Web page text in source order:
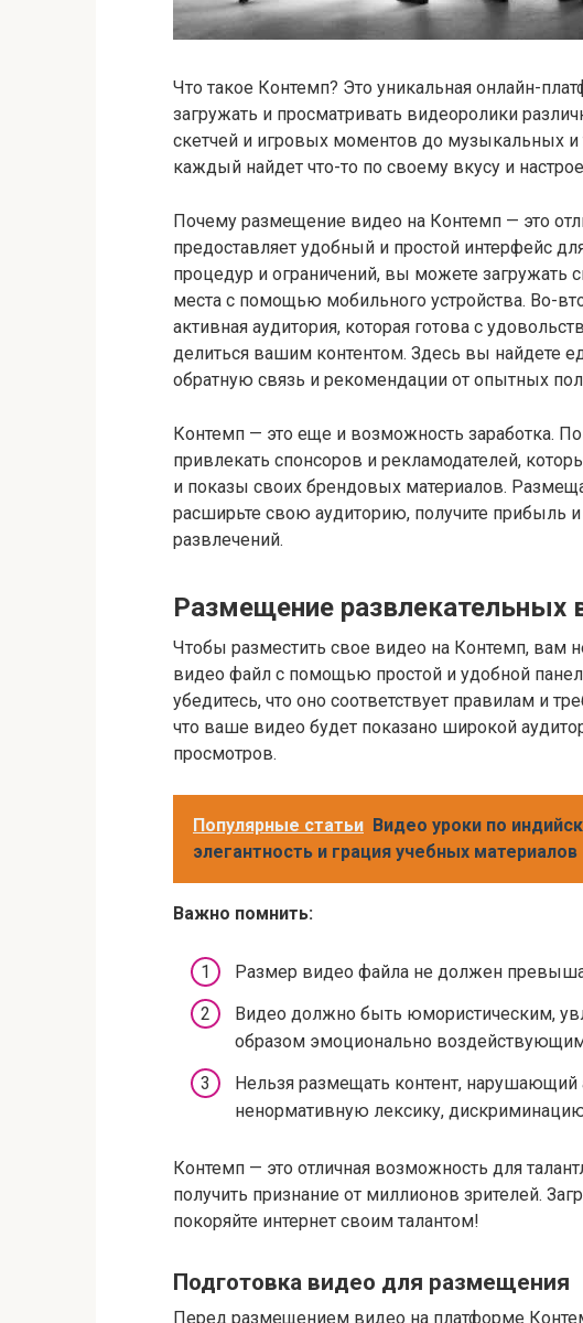
Что такое Контемп? Это уникальная онлайн-
загружать и просматривать видеоролики
скетчей и игровых моментов до музыкальных
каждый найдет что-то по своему вкусу и
Почему размещение видео на Контемп — это
предоставляет удобный и простой интерфейс
процедур и ограничений, вы можете
места с помощью мобильного устройства. Во-
активная аудитория, которая готова с
делиться вашим контентом. Здесь вы найдете
обратную связь и рекомендации от опытных
Контемп — это еще и возможность заработка.
привлекать спонсоров и рекламодателей,
и показы своих брендовых материалов.
расширьте свою аудиторию, получите прибыль
развлечений.
Размещение развлекательных
Чтобы разместить свое видео на Контемп, вам
видео файл с помощью простой и удобной
убедитесь, что оно соответствует правилам и
что ваше видео будет показано широкой
просмотров.
Популярные статьи Видео уроки по
элегантность и грация учебных материалов
Важно помнить:
Размер видео файла не должен
Видео должно быть юмористическим,
образом эмоционально
Нельзя размещать контент,
ненормативную лексику,
Контемп — это отличная возможность для
получить признание от миллионов зрителей.
покоряйте интернет своим талантом!
Подготовка видео для размещения
Перед размещением видео на платформе